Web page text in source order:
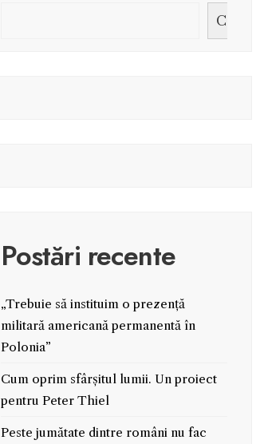
Caută
Postări recente
„Trebuie să instituim o prezență
militară americană permanentă în
Polonia”
Cum oprim sfârșitul lumii. Un proiect
pentru Peter Thiel
Peste jumătate dintre români nu fac